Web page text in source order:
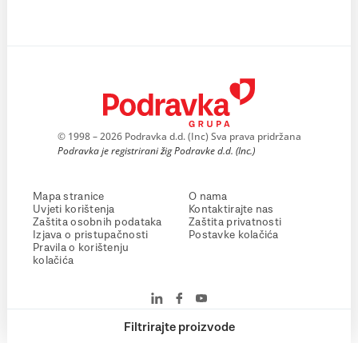
Filtrirajte proizvode
© 1998 – 2026 Podravka d.d. (Inc) Sva prava pridržana
Podravka je registrirani žig Podravke d.d. (Inc.)
Mapa stranice
Uvjeti korištenja
Zaštita osobnih podataka
Izjava o pristupačnosti
Pravila o korištenju
kolačića
O nama
Kontaktirajte nas
Zaštita privatnosti
Postavke kolačića